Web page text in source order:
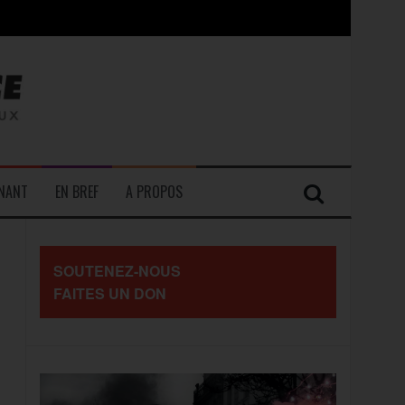
les travailleurs »
EN BREF A PROPOS
SOUTENEZ-NOUS
FAITES UN DON